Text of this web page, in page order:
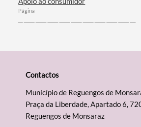
Página
Contactos
Município de Reguengos de
Praça da Liberdade, Apartado 6,
Reguengos de Monsaraz